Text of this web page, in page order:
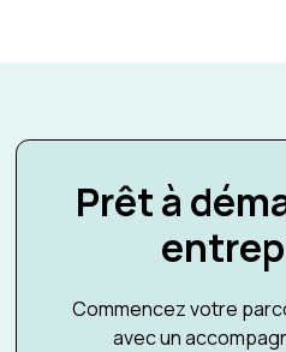
Prêt à
Commencez votre
avec un